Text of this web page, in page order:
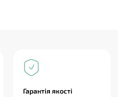
Гарантія якості